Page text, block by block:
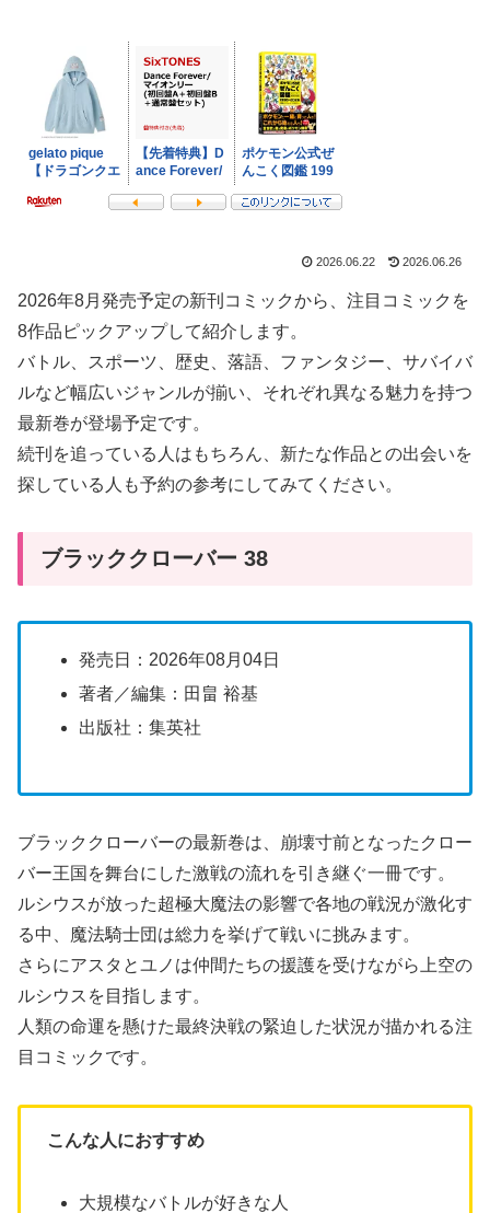
2026.06.22 2026.06.26
2026年8月発売予定の新刊コミックから、注目コミックを
8作品ピックアップして紹介します。
バトル、スポーツ、歴史、落語、ファンタジー、サバイバ
ルなど幅広いジャンルが揃い、それぞれ異なる魅力を持つ
最新巻が登場予定です。
続刊を追っている人はもちろん、新たな作品との出会いを
探している人も予約の参考にしてみてください。
ブラッククローバー 38
発売日：2026年08月04日
著者／編集：田畠 裕基
出版社：集英社
ブラッククローバーの最新巻は、崩壊寸前となったクロー
バー王国を舞台にした激戦の流れを引き継ぐ一冊です。
ルシウスが放った超極大魔法の影響で各地の戦況が激化す
る中、魔法騎士団は総力を挙げて戦いに挑みます。
さらにアスタとユノは仲間たちの援護を受けながら上空の
ルシウスを目指します。
人類の命運を懸けた最終決戦の緊迫した状況が描かれる注
目コミックです。
こんな人におすすめ
大規模なバトルが好きな人